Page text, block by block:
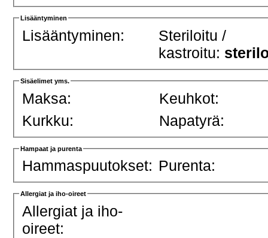
Lisääntyminen
Lisääntyminen:
Steriloitu /
kastroitu:
Sisäelimet yms.
Maksa:
Keuhkot:
Kurkku:
Napatyrä:
Hampaat ja purenta
Hammaspuutokset: Purenta:
Allergiat ja iho-oireet
Allergiat ja iho-
oireet: